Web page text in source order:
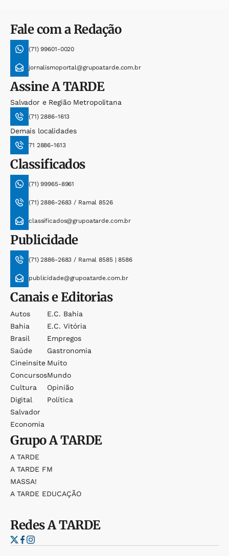
Fale com a Redação
(71) 99601-0020
jornalismoportal@grupoatarde.com.br
AssineA TARDE
Salvador e Região Metropolitana
(71) 2886-1613
Demais localidades
71 2886-1613
Classificados
(71) 99965-8961
(71) 2886-2683 / Ramal 8526
classificados@grupoatarde.com.br
Publicidade
(71) 2886-2683 / Ramal 8585 | 8586
publicidade@grupoatarde.com.br
Canais e Editorias
Autos
Bahia
Brasil
Saúde
Cineinsite
Concursos
Cultura
Digital
Salvador
Economia
E.c. Bahia
E.c. Vitória
Empregos
Gastronomia
Muito
Mundo
Opinião
Política
GrupoA TARDE
A TARDE
A TARDE FM
MASSA!
A TARDE EDUCAÇÃO
RedesA TARDE